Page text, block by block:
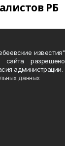
РБ
известия"
сайта разрешено
администрации.
данных